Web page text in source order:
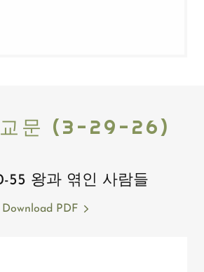
교문 (3-29-26)
55 왕과 엮인 사람들
Download PDF